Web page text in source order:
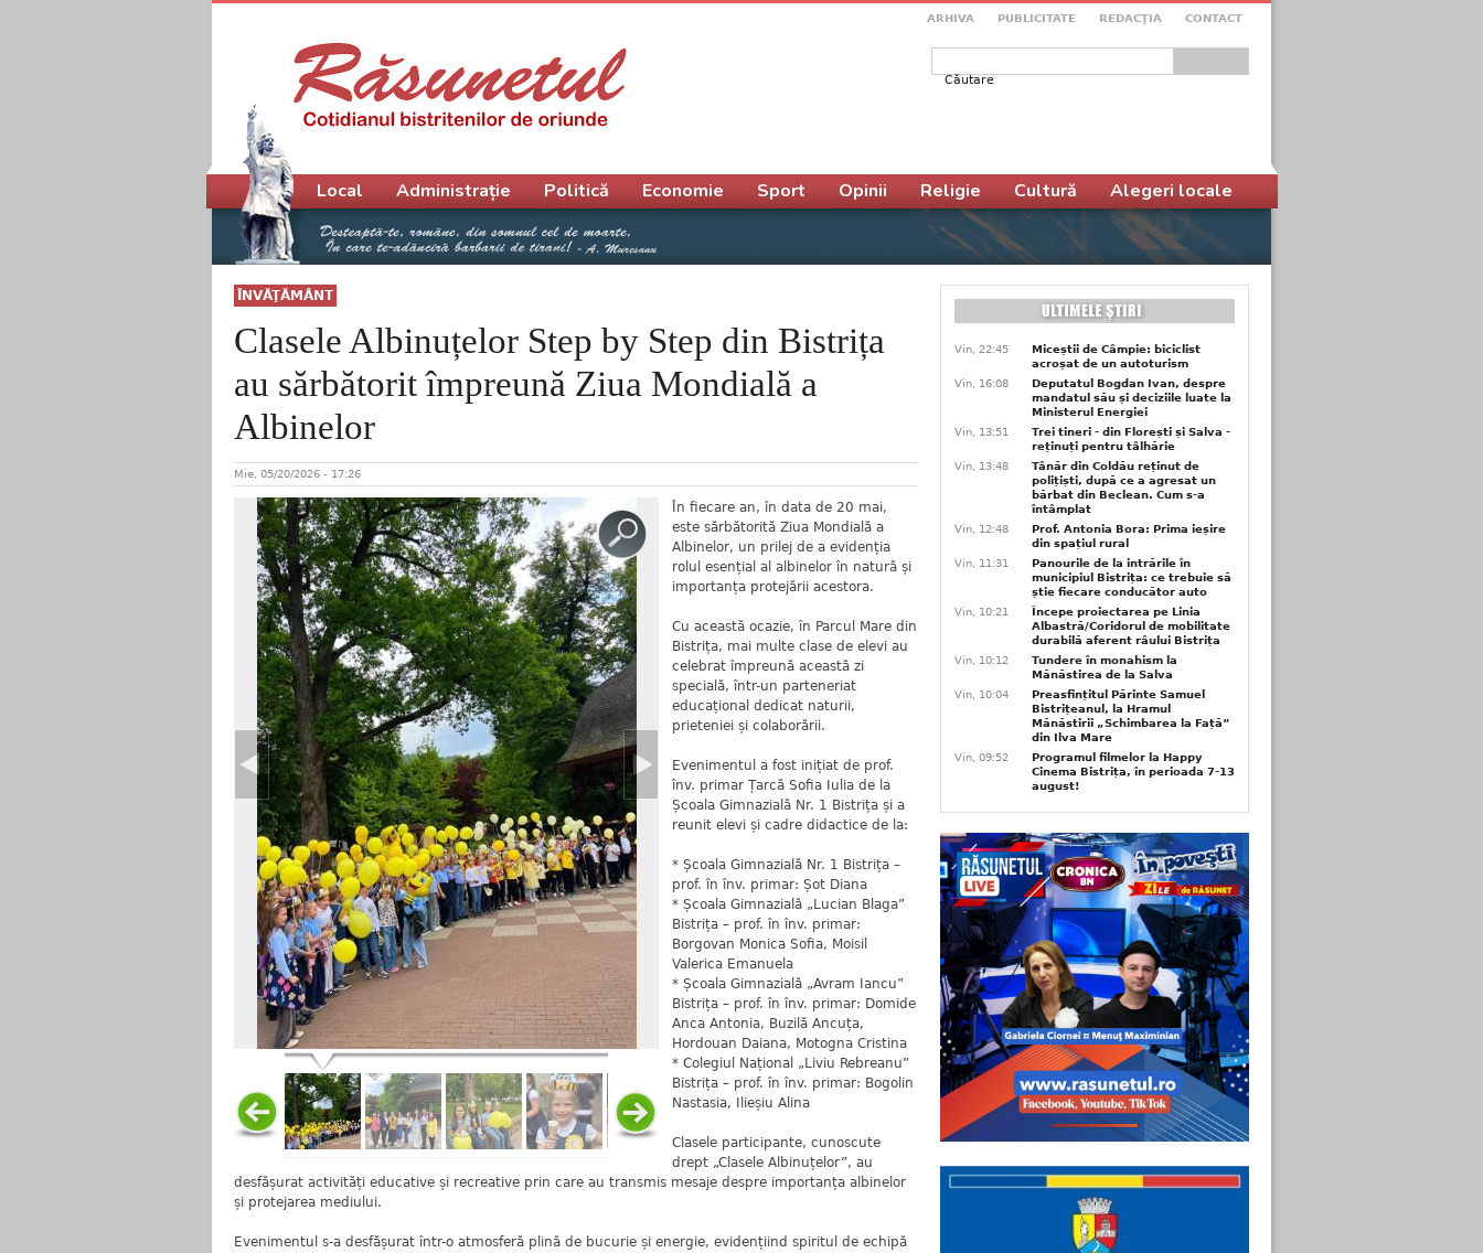
ARHIVA PUBLICITATE REDACŢIA CONTACT
Formular de căutare
ÎNVĂŢĂMÂNT
Clasele Albinuțelor Step by Step din Bistrița
au sărbătorit împreună Ziua Mondială a
Albinelor
Mie, 05/20/2026 - 17:26
În fiecare an, în data de 20 mai,
este sărbătorită Ziua Mondială a
Albinelor, un prilej de a evidenția
rolul esențial al albinelor în natură și
importanța protejării acestora.
Cu această ocazie, în Parcul Mare din
Bistrița, mai multe clase de elevi au
celebrat împreună această zi
specială, într-un parteneriat
educațional dedicat naturii,
prieteniei și colaborării.
Evenimentul a fost inițiat de prof.
înv. primar Țarcă Sofia Iulia de la
Școala Gimnazială Nr. 1 Bistrița și a
reunit elevi și cadre didactice de la:
* Școala Gimnazială Nr. 1 Bistrița –
prof. în înv. primar: Șot Diana
* Școala Gimnazială „Lucian Blaga”
Bistrița – prof. în înv. primar:
Borgovan Monica Sofia, Moisil
Valerica Emanuela
* Școala Gimnazială „Avram Iancu”
Bistrița – prof. în înv. primar: Domide
Anca Antonia, Buzilă Ancuța,
Hordouan Daiana, Motogna Cristina
* Colegiul Național „Liviu Rebreanu”
Bistrița – prof. în înv. primar: Bogolin
Nastasia, Ilieșiu Alina
Clasele participante, cunoscute
drept „Clasele Albinuțelor”, au
desfășurat activități educative și recreative prin care au transmis mesaje despre importanța albinelor
și protejarea mediului.
Evenimentul s-a desfășurat într-o atmosferă plină de bucurie și energie, evidențiind spiritul de echipă
Meniu principal
Local Administrație Politică Economie Sport Opinii Religie Cultură Alegeri locale
Vin, 22:45
Miceștii de Câmpie: biciclist
acroșat de un autoturism
Vin, 16:08
Deputatul Bogdan Ivan, despre
mandatul său și deciziile luate la
Ministerul Energiei
Vin, 13:51
Trei tineri - din Florești și Salva -
reținuți pentru tâlhărie
Vin, 13:48
Tânăr din Coldău reținut de
polițiști, după ce a agresat un
bărbat din Beclean. Cum s-a
întâmplat
Vin, 12:48
Prof. Antonia Bora: Prima ieșire
din spațiul rural
Vin, 11:31
Panourile de la intrările în
municipiul Bistrița: ce trebuie să
știe fiecare conducător auto
Vin, 10:21
Începe proiectarea pe Linia
Albastră/Coridorul de mobilitate
durabilă aferent râului Bistrița
Vin, 10:12
Tundere în monahism la
Mănăstirea de la Salva
Vin, 10:04
Preasfințitul Părinte Samuel
Bistrițeanul, la Hramul
Mănăstirii „Schimbarea la Față”
din Ilva Mare
Vin, 09:52
Programul filmelor la Happy
Cinema Bistrița, în perioada 7-13
august!